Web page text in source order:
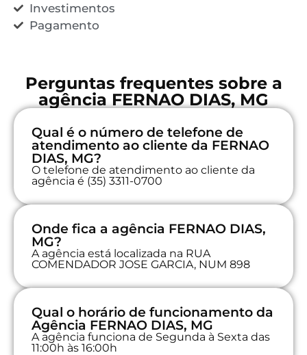
Investimentos
Pagamento
Perguntas frequentes sobre a
agência FERNAO DIAS, MG
Qual é o número de telefone de
atendimento ao cliente da FERNAO
DIAS, MG?
O telefone de atendimento ao cliente da
agência é (35) 3311-0700
Onde fica a agência FERNAO DIAS,
MG?
A agência está localizada na RUA
COMENDADOR JOSE GARCIA, NUM 898
Qual o horário de funcionamento da
Agência FERNAO DIAS, MG
A agência funciona de Segunda à Sexta das
11:00h às 16:00h